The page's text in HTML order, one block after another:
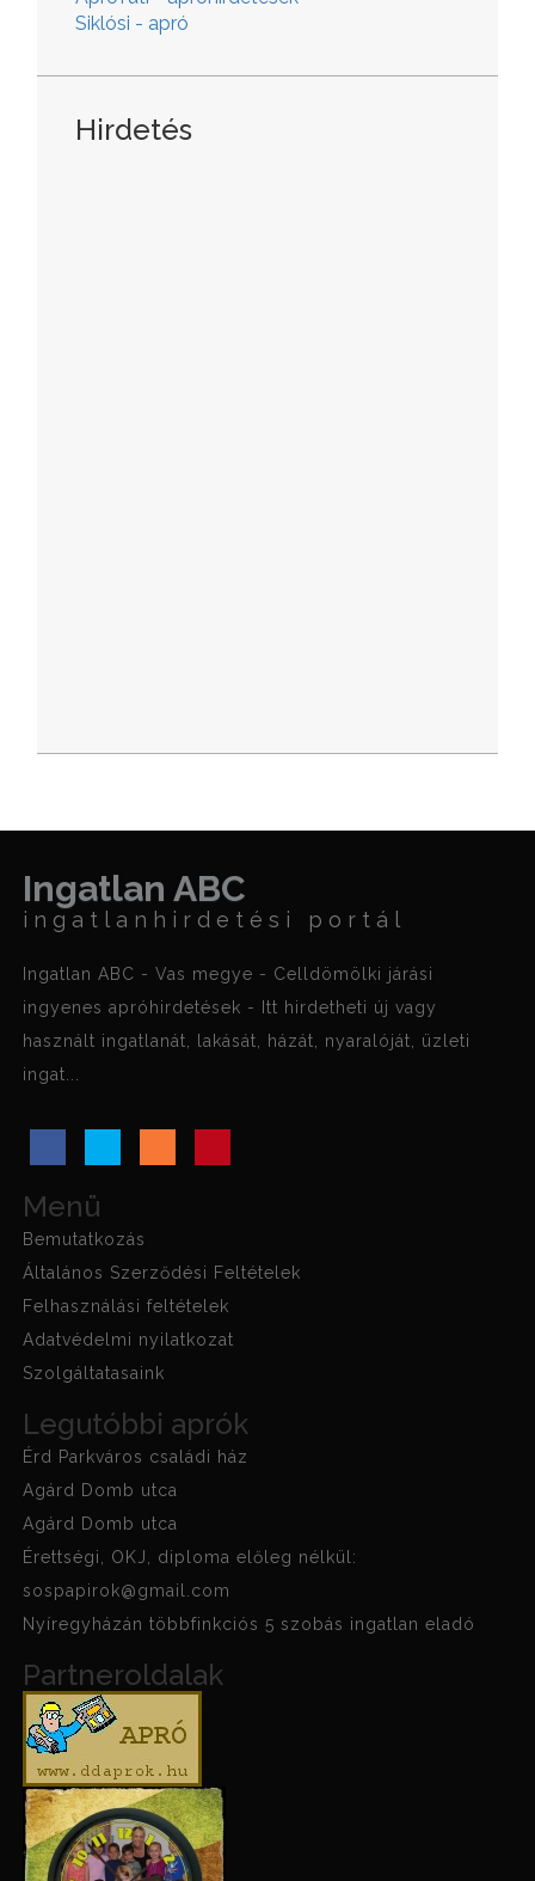
Siklósi - apró
Hirdetés
Ingatlan ABC
ingatlanhirdetési portál
Ingatlan ABC - Vas megye - Celldömölki járási
ingyenes apróhirdetések - Itt hirdetheti új vagy
használt ingatlanát, lakását, házát, nyaralóját, üzleti
ingat...
Menü
Bemutatkozás
Általános Szerződési Feltételek
Felhasználási feltételek
Adatvédelmi nyilatkozat
Szolgáltatasaink
Legutóbbi aprók
Érd Parkváros családi ház
Agárd Domb utca
Agárd Domb utca
Érettségi, OKJ, diploma előleg nélkül:
sospapirok@gmail.com
Nyíregyházán többfinkciós 5 szobás ingatlan eladó
Partneroldalak